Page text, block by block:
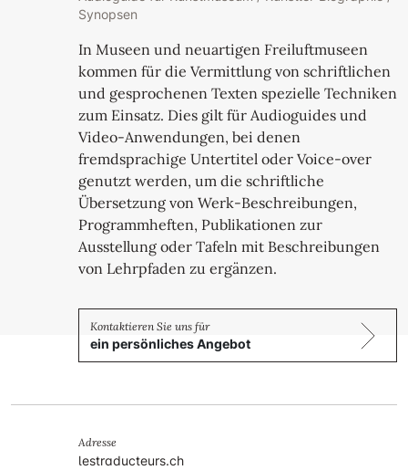
Synopsen
In Museen und neuartigen Freiluftmuseen
kommen für die Vermittlung von schriftlichen
und gesprochenen Texten spezielle Techniken
zum Einsatz. Dies gilt für Audioguides und
Video-Anwendungen, bei denen
fremdsprachige Untertitel oder Voice-over
genutzt werden, um die schriftliche
Übersetzung von Werk-Beschreibungen,
Programmheften, Publikationen zur
Ausstellung oder Tafeln mit Beschreibungen
von Lehrpfaden zu ergänzen.
ein persönliches Angebot
Adresse
lestraducteurs.ch